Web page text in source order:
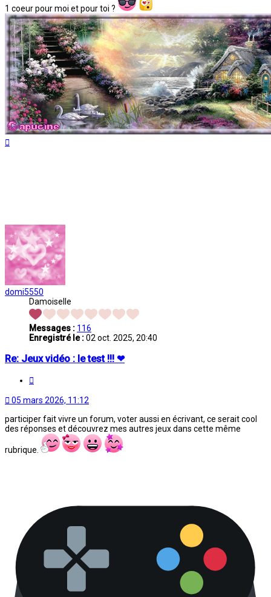
1 coeur pour moi et pour toi ?
domi5550
Damoiselle
Messages : 116
Enregistré le :02 oct. 2025, 20:40
Re: Jeux vidéo : le test !!! ❤
05 mars 2026, 11:12
participer fait vivre un forum, voter aussi en écrivant, ce serait cool
des réponses et découvrez mes autres jeux dans cette même
rubrique.